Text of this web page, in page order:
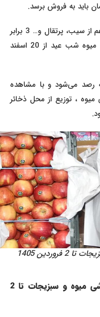
3. ذخیره‌سازی میوه‌های شب عید اعم از سیب، پرتقال و… 3 برابر
سال گذشته انجام شده است. توزیع میوه شب عید از 20 اسفند
رصد می‌شود و با مشاهده
، توزیع از محل ذخائر
1405
سوالات متداول؛ قیمت عمده‌ فروشی میوه و سبزیجات تا 2